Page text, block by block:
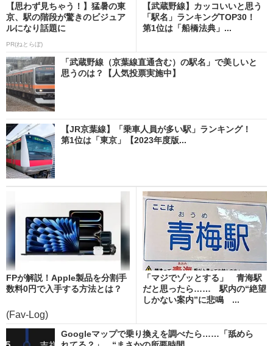
【思わず見ちゃう！】猛暑の東
京、駅の階段が驚きのビジュア
ルになり話題に
PR(ねとらぼ)
【武蔵野線】カッコいいと思う
「駅名」ランキングTOP30！
第1位は「船橋法典」...
「武蔵野線（京葉線直通含む）の駅名」で美しいと
思うのは？【人気投票実施中】
【JR京葉線】「乗車人員が多い駅」ランキング！
第1位は「東京」【2023年度版...
FPが解説！Apple製品を分割手
数料0円で入手する方法とは？
(Fav-Log)
「マジでゾッとする」 青海駅
だと思ったら…… 駅内の“絶望
しかない案内”に悲鳴 ...
Googleマップで乗り換えを調べたら……「舐めら